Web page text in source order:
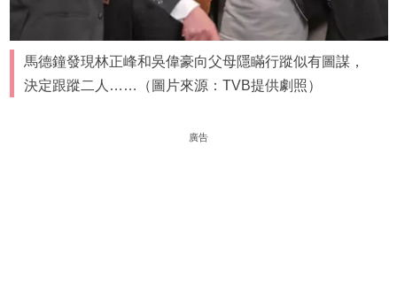
馬德鐘發現林正峰和吳偉豪向父母隱瞞行蹤似有圖謀，
決定跟蹤二人……（圖片來源：TVB提供劇照）
廣告